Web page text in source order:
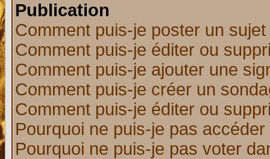
Publication
Comment puis-je poster un
Comment puis-je éditer ou
Comment puis-je ajouter une
Comment puis-je créer un
Comment puis-je éditer ou
Pourquoi ne puis-je pas
Pourquoi ne puis-je pas voter